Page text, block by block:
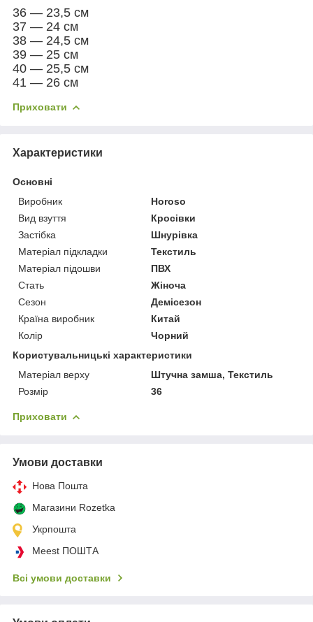
36 — 23,5 см
37 — 24 см
38 — 24,5 см
39 — 25 см
40 — 25,5 см
41 — 26 см
Приховати
Характеристики
Основні
Виробник
Horoso
Вид взуття
Кросівки
Застібка
Шнурівка
Матеріал підкладки
Текстиль
Матеріал підошви
ПВХ
Стать
Жіноча
Сезон
Демісезон
Країна виробник
Китай
Колір
Чорний
Користувальницькі характеристики
Матеріал верху
Штучна замша, Текстиль
Розмір
36
Приховати
Умови доставки
Нова Пошта
Магазини Rozetka
Укрпошта
Meest ПОШТА
Всі умови доставки